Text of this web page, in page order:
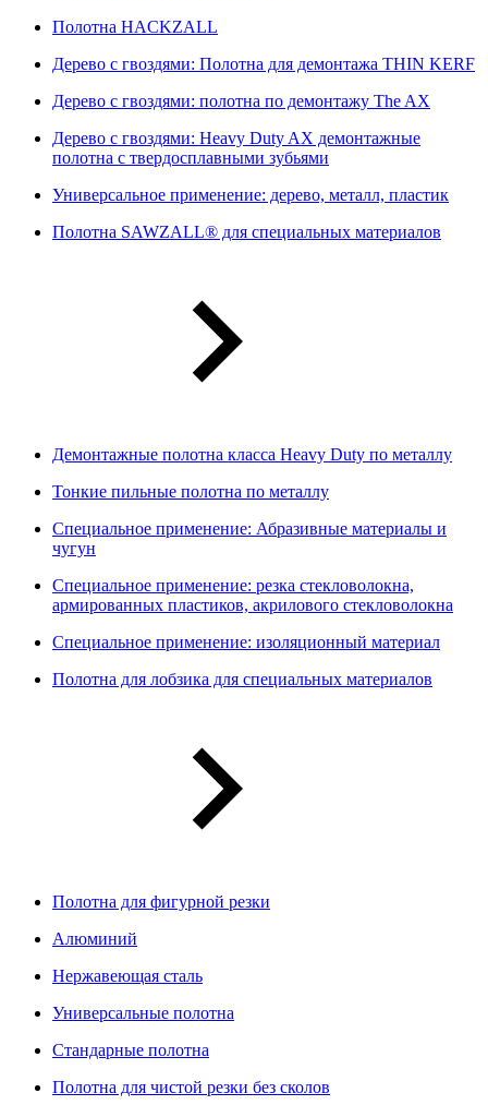
Полотна HACKZALL
Дерево с гвоздями: Полотна для демонтажа THIN KERF
Дерево с гвоздями: полотна по демонтажу The AX
Дерево с гвоздями: Heavy Duty AX демонтажные
полотна с твердосплавными зубьями
Универсальное применение: дерево, металл, пластик
Полотна SAWZALL® для специальных материалов
Демонтажные полотна класса Heavy Duty по металлу
Тонкие пильные полотна по металлу
Специальное применение: Абразивные материалы и
чугун
Специальное применение: резка стекловолокна,
армированных пластиков, акрилового стекловолокна
Специальное применение: изоляционный материал
Полотна для лобзика для специальных материалов
Полотна для фигурной резки
Алюминий
Нержавеющая сталь
Универсальные полотна
Стандарные полотна
Полотна для чистой резки без сколов